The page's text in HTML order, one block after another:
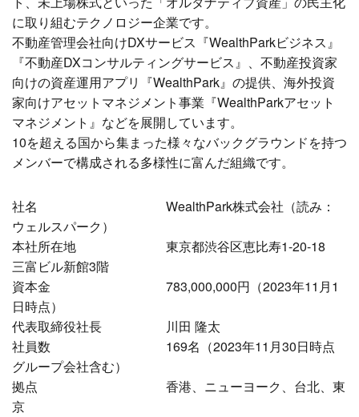
に取り組むテクノロジー企業です。
不動産管理会社向けDXサービス『WealthParkビジネス』
『不動産DXコンサルティングサービス』、不動産投資家
向けの資産運用アプリ『WealthPark』の提供、海外投資
家向けアセットマネジメント事業『WealthParkアセット
マネジメント』などを展開しています。
10を超える国から集まった様々なバックグラウンドを持つ
メンバーで構成される多様性に富んだ組織です。
社名 WealthPark株式会社（読み：
ウェルスパーク）
本社所在地 東京都渋谷区恵比寿1-20-18
三富ビル新館3階
資本金 783,000,000円（2023年11月1
日時点）
代表取締役社長 川田 隆太
社員数 169名（2023年11月30日時点
グループ会社含む）
拠点 香港、ニューヨーク、台北、東
京